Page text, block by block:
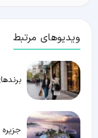
ویدیوهای مرتبط